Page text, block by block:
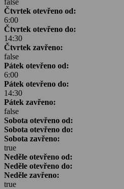
Čtvrtek otevřeno od:
6:00
Čtvrtek otevřeno do:
14:30
Čtvrtek zavřeno:
false
Pátek otevřeno od:
6:00
Pátek otevřeno do:
14:30
Pátek zavřeno:
false
Sobota otevřeno od:
Sobota otevřeno do:
Sobota zavřeno:
true
Neděle otevřeno od:
Neděle otevřeno do:
Neděle zavřeno:
true